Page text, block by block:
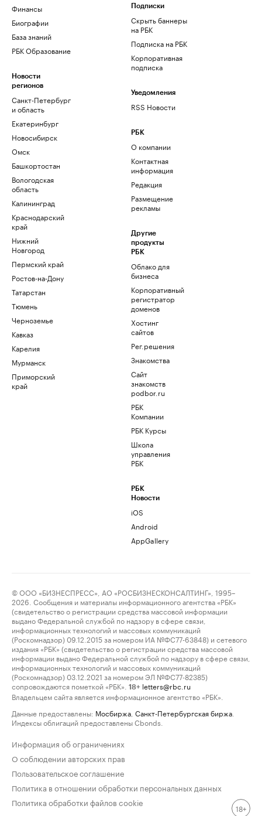
Финансы
Биографии
База знаний
РБК Образование
Новости
регионов
Санкт-Петербург
и область
Екатеринбург
Новосибирск
Омск
Башкортостан
Вологодская
область
Калининград
Краснодарский
край
Нижний
Новгород
Пермский край
Ростов-на-Дону
Татарстан
Тюмень
Черноземье
Кавказ
Карелия
Мурманск
Приморский
край
Подписки
Скрыть баннеры
на РБК
Подписка на РБК
Корпоративная
подписка
Уведомления
RSS Новости
РБК
О компании
Контактная
информация
Редакция
Размещение
рекламы
Другие
продукты
РБК
Облако для
бизнеса
Корпоративный
регистратор
доменов
Хостинг
сайтов
Рег.решения
Знакомства
Сайт
знакомств
podbor.ru
РБК
Компании
РБК Курсы
Школа
управления
РБК
РБК
Новости
iOS
Android
AppGallery
© ООО «БИЗНЕСПРЕСС», АО «РОСБИЗНЕСКОНСАЛТИНГ», 1995–
2026. Сообщения и материалы информационного агентства «РБК»
(свидетельство о регистрации средства массовой информации
выдано Федеральной службой по надзору в сфере связи,
информационных технологий и массовых коммуникаций
(Роскомнадзор) 09.12.2015 за номером ИА №ФС77-63848) и сетевого
издания «РБК» (свидетельство о регистрации средства массовой
информации выдано Федеральной службой по надзору в сфере связи,
информационных технологий и массовых коммуникаций
(Роскомнадзор) 03.12.2021 за номером ЭЛ №ФС77-82385)
сопровождаются пометкой «РБК».
18+ letters@rbc.ru
Владельцем сайта является информационное агентство «РБК».
Данные предоставлены: Мосбиржа Санкт-Петербургская биржа
Индексы облигаций предоставлены Cbonds.
Информация об ограничениях
О соблюдении авторских прав
Пользовательское соглашение
Политика в отношении обработки персональных данных
Политика обработки файлов cookie
18+